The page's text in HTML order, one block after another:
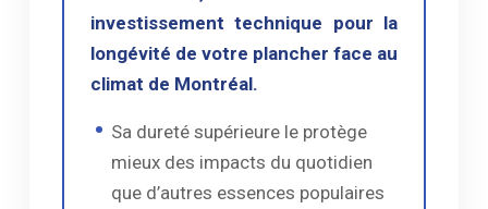
investissement technique pour la
longévité de votre plancher face au
climat de Montréal.
Sa dureté supérieure le protège
mieux des impacts du quotidien
que d’autres essences populaires